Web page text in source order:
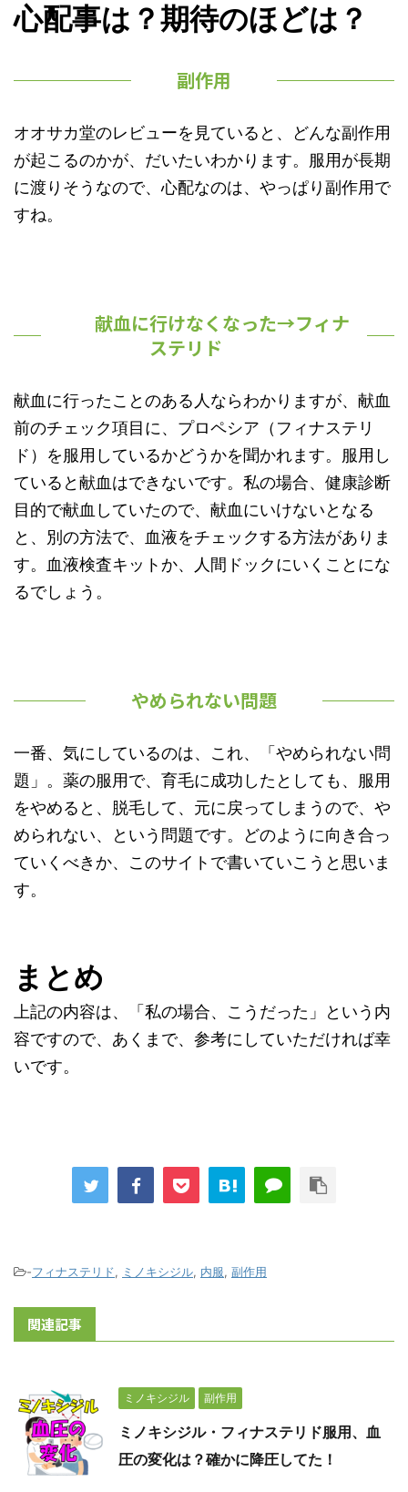
心配事は？期待のほどは？
副作用
オオサカ堂のレビューを見ていると、どんな副作用
が起こるのかが、だいたいわかります。服用が長期
に渡りそうなので、心配なのは、やっぱり副作用で
すね。
献血に行けなくなった→フィナ
ステリド
献血に行ったことのある人ならわかりますが、献血
前のチェック項目に、プロペシア（フィナステリ
ド）を服用しているかどうかを聞かれます。服用し
ていると献血はできないです。私の場合、健康診断
目的で献血していたので、献血にいけないとなる
と、別の方法で、血液をチェックする方法がありま
す。血液検査キットか、人間ドックにいくことにな
るでしょう。
やめられない問題
一番、気にしているのは、これ、「やめられない問
題」。薬の服用で、育毛に成功したとしても、服用
をやめると、脱毛して、元に戻ってしまうので、や
められない、という問題です。どのように向き合っ
ていくべきか、このサイトで書いていこうと思いま
す。
まとめ
上記の内容は、「私の場合、こうだった」という内
容ですので、あくまで、参考にしていただければ幸
いです。
-フィナステリド, ミノキシジル, 内服, 副作用
関連記事
ミノキシジル 副作用
ミノキシジル・フィナステリド服用、血
圧の変化は？確かに降圧してた！